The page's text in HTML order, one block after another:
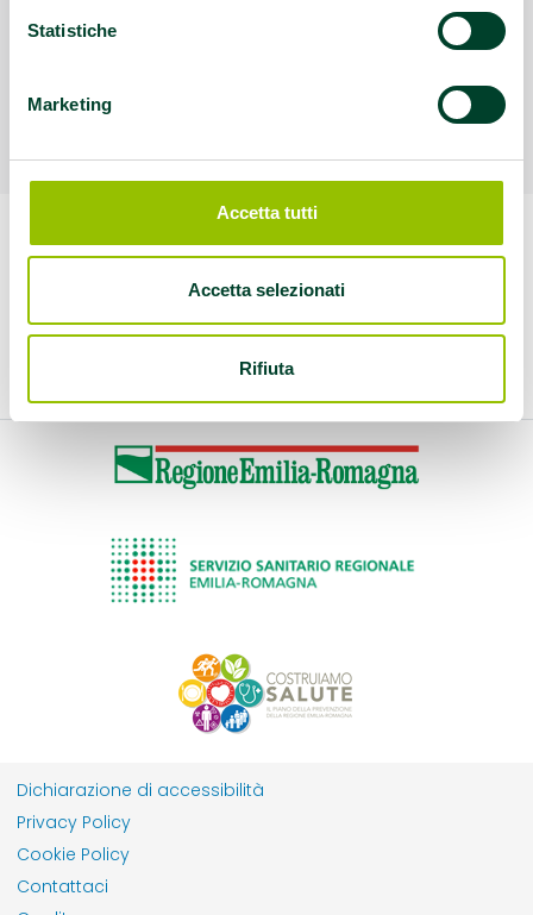
Statistiche
Marketing
Accetta tutti
Accetta selezionati
Rifiuta
gruppi cammino
walking leader
Dichiarazione di accessibilità
Privacy Policy
Cookie Policy
Contattaci